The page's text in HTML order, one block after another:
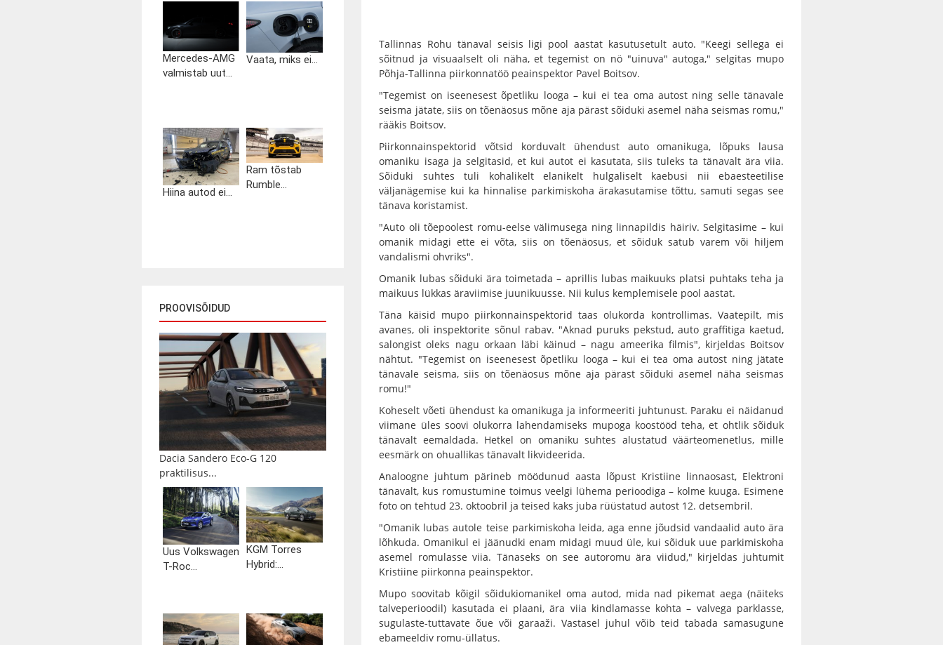
Mercedes-AMG
valmistab uut...
Vaata, miks ei...
Hiina autod ei...
Ram tõstab
Rumble...
PROOVISÕIDUD
Dacia Sandero Eco-G 120
praktilisus...
Uus Volkswagen
T-Roc...
KGM Torres
Hybrid:...
Tallinnas Rohu tänaval seisis ligi pool aastat kasutusetult auto. "Keegi sellega ei
sõitnud ja visuaalselt oli näha, et tegemist on nö "uinuva" autoga," selgitas mupo
Põhja-Tallinna piirkonnatöö peainspektor Pavel Boitsov.
"Tegemist on iseenesest õpetliku looga – kui ei tea oma autost ning selle tänavale
seisma jätate, siis on tõenäosus mõne aja pärast sõiduki asemel näha seismas romu,"
rääkis Boitsov.
Piirkonnainspektorid võtsid korduvalt ühendust auto omanikuga, lõpuks lausa
omaniku isaga ja selgitasid, et kui autot ei kasutata, siis tuleks ta tänavalt ära viia.
Sõiduki suhtes tuli kohalikelt elanikelt hulgaliselt kaebusi nii ebaesteetilise
väljanägemise kui ka hinnalise parkimiskoha ärakasutamise tõttu, samuti segas see
tänava koristamist.
"Auto oli tõepoolest romu-eelse välimusega ning linnapildis häiriv. Selgitasime – kui
omanik midagi ette ei võta, siis on tõenäosus, et sõiduk satub varem või hiljem
vandalismi ohvriks".
Omanik lubas sõiduki ära toimetada – aprillis lubas maikuuks platsi puhtaks teha ja
maikuus lükkas äraviimise juunikuusse. Nii kulus kemplemisele pool aastat.
Täna käisid mupo piirkonnainspektorid taas olukorda kontrollimas. Vaatepilt, mis
avanes, oli inspektorite sõnul rabav. "Aknad puruks pekstud, auto graffitiga kaetud,
salongist oleks nagu orkaan läbi käinud – nagu ameerika filmis", kirjeldas Boitsov
nähtut. "Tegemist on iseenesest õpetliku looga – kui ei tea oma autost ning jätate
tänavale seisma, siis on tõenäosus mõne aja pärast sõiduki asemel näha seismas
romu!"
Koheselt võeti ühendust ka omanikuga ja informeeriti juhtunust. Paraku ei näidanud
viimane üles soovi olukorra lahendamiseks mupoga koostööd teha, et ohtlik sõiduk
tänavalt eemaldada. Hetkel on omaniku suhtes alustatud väärteomenetlus, mille
eesmärk on ohuallikas tänavalt likvideerida.
Analoogne juhtum pärineb möödunud aasta lõpust Kristiine linnaosast, Elektroni
tänavalt, kus romustumine toimus veelgi lühema perioodiga – kolme kuuga. Esimene
foto on tehtud 23. oktoobril ja teised kaks juba rüüstatud autost 12. detsembril.
"Omanik lubas autole teise parkimiskoha leida, aga enne jõudsid vandaalid auto ära
lõhkuda. Omanikul ei jäänudki enam midagi muud üle, kui sõiduk uue parkimiskoha
asemel romulasse viia. Tänaseks on see autoromu ära viidud," kirjeldas juhtumit
Kristiine piirkonna peainspektor.
Mupo soovitab kõigil sõidukiomanikel oma autod, mida nad pikemat aega (näiteks
talveperioodil) kasutada ei plaani, ära viia kindlamasse kohta – valvega parklasse,
sugulaste-tuttavate õue või garaaži. Vastasel juhul võib teid tabada samasugune
ebameeldiv romu-üllatus.